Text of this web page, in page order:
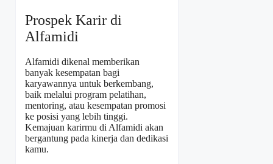
Prospek Karir di
Alfamidi
Alfamidi dikenal memberikan
banyak kesempatan bagi
karyawannya untuk berkembang,
baik melalui program pelatihan,
mentoring, atau kesempatan promosi
ke posisi yang lebih tinggi.
Kemajuan karirmu di Alfamidi akan
bergantung pada kinerja dan dedikasi
kamu.